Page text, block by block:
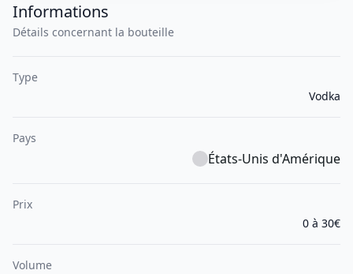
Informations
Détails concernant la bouteille
Type
Vodka
Pays
États-Unis d'Amérique
Prix
0 à 30€
Volume